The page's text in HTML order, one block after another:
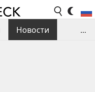
Новости
...